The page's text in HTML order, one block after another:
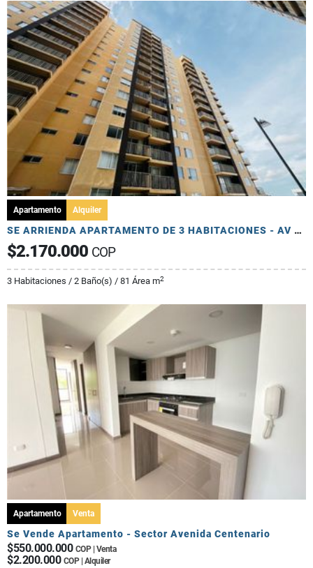
Apartamento Alquiler
SE ARRIENDA APARTAMENTO DE 3 HABITACIONES - AV 19 NORTE
$2.170.000 COP
3 Habitaciones / 2 Baño(s) / 81 Área m2
Apartamento Venta
Se Vende Apartamento - Sector Avenida Centenario
$550.000.000 COP | Venta
$2.200.000 COP | Alquiler